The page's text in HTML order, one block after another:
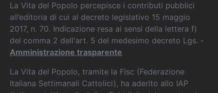
La Vita del Popolo percepisce i contributi pubblici
all’editoria di cui al decreto legislativo 15 maggio
2017, n. 70. Indicazione resa ai sensi della lettera f)
del comma 2 dell'art. 5 del medesimo decreto Lgs. -
Amministrazione trasparente
La Vita del Popolo, tramite la Fisc (Federazione
Italiana Settimanali Cattolici), ha aderito allo IAP